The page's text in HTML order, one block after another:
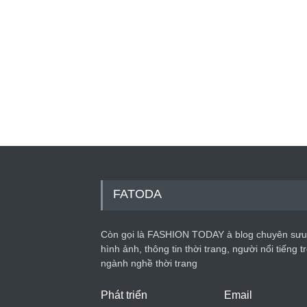
FATODA
Còn gọi là FASHION TODAY à blog chuyên
hình ảnh, thông tin thời trang, người nổi tiếng
ngành nghề thời trang
Phát triển Email